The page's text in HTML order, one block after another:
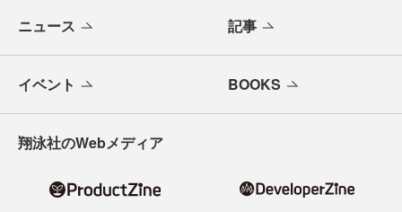
ニュース 記事
イベント BOOKS
翔泳社のWebメディア